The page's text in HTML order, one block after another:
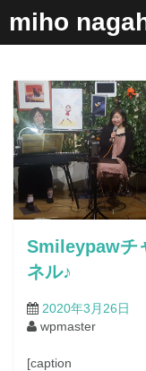
テ
miho
Smileypawチ
ネル♪
2020年3月26日
wpmaster
[caption